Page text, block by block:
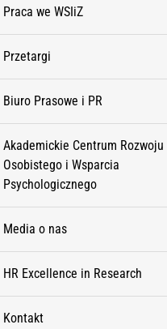
Praca we WSIiZ
Przetargi
Biuro Prasowe i PR
Akademickie Centrum Rozwoju
Osobistego i Wsparcia
Psychologicznego
Media o nas
HR Excellence in Research
Kontakt